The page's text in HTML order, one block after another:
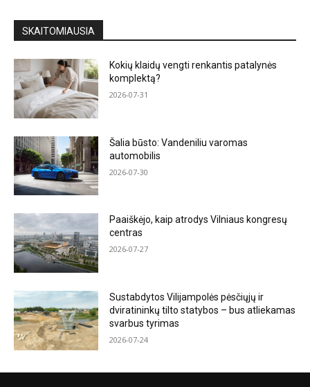
SKAITOMIAUSIA
Kokių klaidų vengti renkantis patalynės
komplektą?
2026-07-31
Šalia būsto: Vandeniliu varomas
automobilis
2026-07-30
Paaiškėjo, kaip atrodys Vilniaus kongresų
centras
2026-07-27
Sustabdytos Vilijampolės pėsčiųjų ir
dviratininkų tilto statybos – bus atliekamas
svarbus tyrimas
2026-07-24